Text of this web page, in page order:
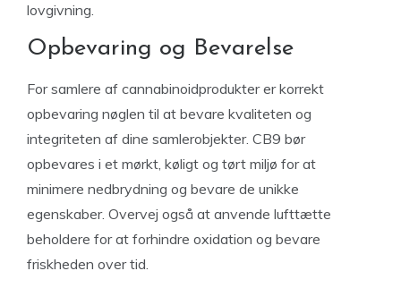
lovgivning.
Opbevaring og Bevarelse
For samlere af cannabinoidprodukter er korrekt
opbevaring nøglen til at bevare kvaliteten og
integriteten af dine samlerobjekter. CB9 bør
opbevares i et mørkt, køligt og tørt miljø for at
minimere nedbrydning og bevare de unikke
egenskaber. Overvej også at anvende lufttætte
beholdere for at forhindre oxidation og bevare
friskheden over tid.